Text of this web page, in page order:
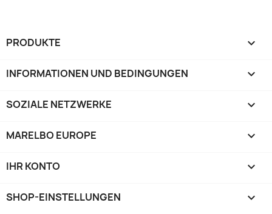
PRODUKTE 
INFORMATIONEN UND BEDINGUNGEN 
SOZIALE NETZWERKE 
MARELBO EUROPE 
IHR KONTO 
SHOP-EINSTELLUNGEN keyboard_arrow_down